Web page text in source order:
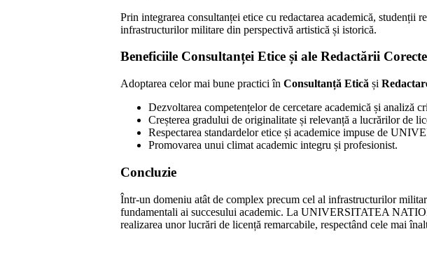
Prin integrarea consultanței etice cu redactarea academică, studenții
infrastructurilor militare din perspectivă artistică și istorică.
Beneficiile Consultanței Etice și ale Redactării
Adoptarea celor mai bune practici în Consultanță Etică și
Dezvoltarea competențelor de cercetare academică și analiză
Creșterea gradului de originalitate și relevanță a lucrărilor de
Respectarea standardelor etice și academice impuse de
Promovarea unui climat academic integru și profesionist.
Concluzie
Într-un domeniu atât de complex precum cel al infrastructurilor
fundamentali ai succesului academic. La UNIVERSITATEA
realizarea unor lucrări de licență remarcabile, respectând cele mai